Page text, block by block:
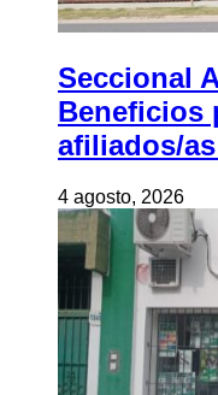
Seccional
Beneficios
afiliados/
4 agosto, 2026